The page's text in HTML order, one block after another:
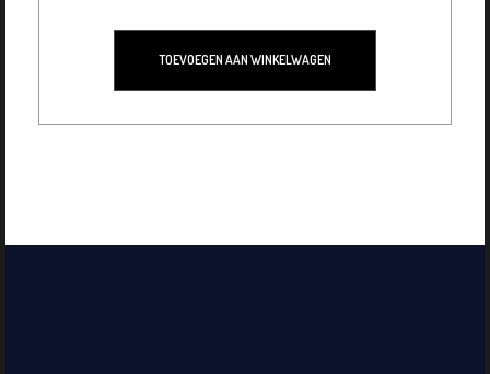
TOEVOEGEN AAN WINKELWAGEN